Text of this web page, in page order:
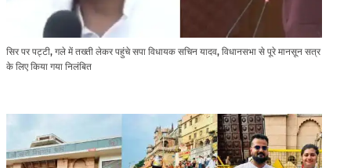
सिर पर पट्टी, गले में तख्ती लेकर पहुंचे सपा विधायक सचिन यादव, विधानसभा से पूरे मानसून सत्र
के लिए किया गया निलंबित